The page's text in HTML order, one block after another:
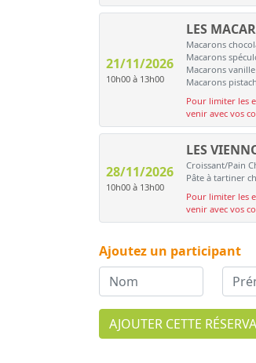
21/11/2026
10h00 à 13h00
LES
Macarons
Macarons
Macarons vanille
Macarons
Pour limiter les
venir avec vos
28/11/2026
10h00 à 13h00
LES
Croissant/Pain
Pâte à tartiner
Pour limiter les
venir avec vos
Ajoutez un participant
AJOUTER CETTE